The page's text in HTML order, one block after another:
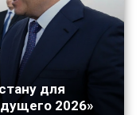
для
2026»